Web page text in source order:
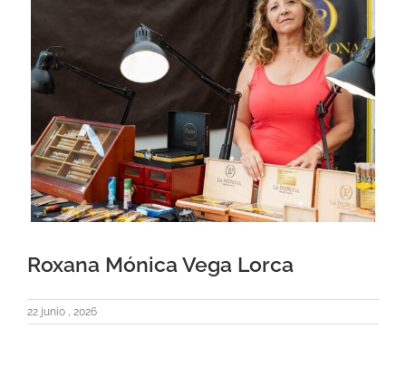
Roxana Mónica Vega Lorca
22 junio , 2026